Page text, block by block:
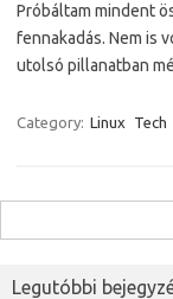
Próbáltam mindent
fennakadás. Nem is
utolsó pillanatban
Category: Linux Tech
Legutóbbi